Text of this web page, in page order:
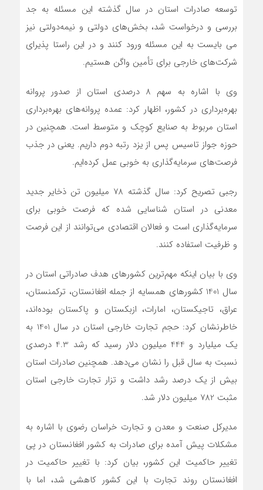
توسعه صادرات استان در سال گذشته این مسئله به جد
بررسی و درخواست شد، بخش‌های دولتی و نیمه‌دولتی نیز
می بایست به این مسئله ورود کنند و در این راستا پذیرای
شرکت‌های خارجی برای تأمین واگن هستیم.
وی با اشاره به سهم 8 درصدی استان از صدور پروانه
بهره‌برداری در کشور، اظهار کرد: عمده پروانه‌های بهره‌برداری
استان مربوط به صنایع کوچک و متوسط است. همچنین در
حوزه جواز تاسیس پس از یزد رتبه دوم داریم. یعنی در جذب
فرصت‌های سرمایه‌گذاری به خوبی عمل کرده‌ایم.
رجبی تصریح کرد: سال گذشته 78 میلیون تن ذخایر جدید
معدنی در استان شناسایی شده که فرصت خوبی برای
سرمایه‌گذاری است و فعالان اقتصادی می‌توانند از این فرصت
و ظرفیت استفاده کنند.
وی با بیان اینکه مهم‌ترین کشورهای هدف صادراتی استان در
سال 1401 کشورهای همسایه از جمله افغانستان، ترکمنستان،
عراق، تاجیکستان، امارات، ازبکستان و پاکستان بوده‌اند،
خاطرنشان کرد: حجم تجارت خارجی استان در سال 1401 به
یک میلیارد و 444 میلیون دلار رسید که رشد 4.3 درصدی
نسبت به سال قبل را نشان می‌دهد. همچنین صادرات استان
بیش از یک درصد رشد داشت و تزار تجارت خارجی استان
مثبت 782 میلیون دلار شد.
مدیرکل صنعت و معدن و تجارت خراسان رضوی با اشاره به
مشکلات پیش آمده برای صادرات به کشور افغانستان در پی
تغییر حاکمیت این کشور، بیان کرد: با تغییر حاکمیت در
افغانستان روند تجارت با این کشور کاهشی شد، اما با